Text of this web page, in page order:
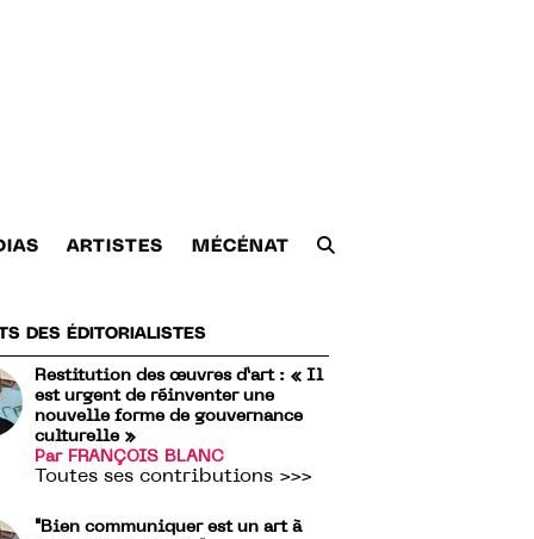
ARTISTES MÉCÉNAT
DES ÉDITORIALISTES
Restitution des œuvres d’art : « Il
est urgent de réinventer une
nouvelle forme de gouvernance
culturelle »
Par FRANÇOIS BLANC
Toutes ses contributions >>>
"Bien communiquer est un art à